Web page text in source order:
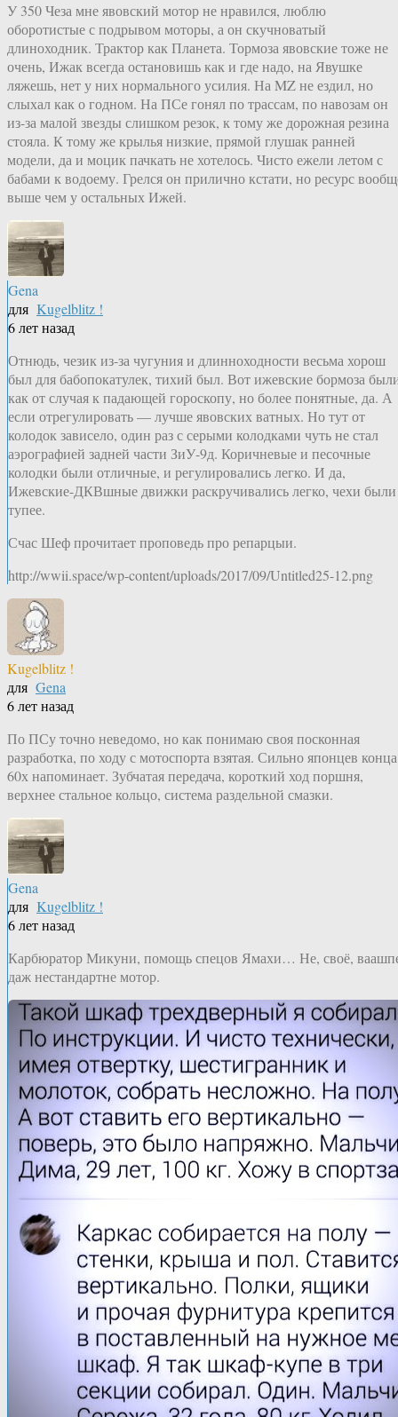
У 350 Чеза мне явовский мотор не нравился, люблю
оборотистые с подрывом моторы, а он скучноватый
длиноходник. Трактор как Планета. Тормоза явовские тоже не
очень, Ижак всегда остановишь как и где надо, на Явушке
ляжешь, нет у них нормального усилия. На MZ не ездил, но
слыхал как о годном. На ПСе гонял по трассам, по навозам он
из-за малой звезды слишком резок, к тому же дорожная резина
стояла. К тому же крылья низкие, прямой глушак ранней
модели, да и моцик пачкать не хотелось. Чисто ежели летом с
бабами к водоему. Грелся он прилично кстати, но ресурс
выше чем у остальных Ижей.
Gena
для Kugelblitz !
6 лет назад
Отнюдь, чезик из-за чугуния и длинноходности весьма хорош
был для бабопокатулек, тихий был. Вот ижевские бормоза
как от случая к падающей гороскопу, но более понятные, да. А
если отрегулировать — лучше явовских ватных. Но тут от
колодок зависело, один раз с серыми колодками чуть не стал
аэрографией задней части ЗиУ-9д. Коричневые и песочные
колодки были отличные, и регулировались легко. И да,
Ижевские-ДКВшные движки раскручивались легко, чехи были
тупее.
Счас Шеф прочитает проповедь про репарцыи.
http://wwii.space/wp-content/uploads/2017/09/Untitled25-12.png
Kugelblitz !
для Gena
6 лет назад
По ПСу точно неведомо, но как понимаю своя посконная
разработка, по ходу с мотоспорта взятая. Сильно японцев конца
60х напоминает. Зубчатая передача, короткий ход поршня,
верхнее стальное кольцо, система раздельной смазки.
Gena
для Kugelblitz !
6 лет назад
Карбюратор Микуни, помощь спецов Ямахи… Не, своё,
даж нестандартне мотор.